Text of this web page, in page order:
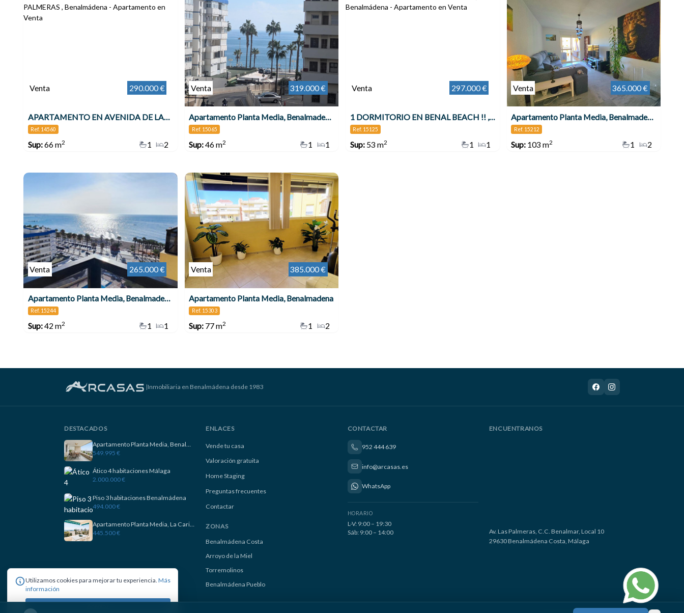
Venta 290.000 €
APARTAMENTO EN AVENIDA DE LAS PALMERAS , Benalmádena
Ref. 14560
Sup:66 m2 2
1
Venta 319.000 €
Apartamento Planta Media, Benalmadena Costa
Ref. 15065
Sup:46 m2 1
1
Venta 297.000 €
1 DORMITORIO EN BENAL BEACH !! , Benalmádena
Ref. 15125
Sup:53 m2 1
1
Venta 365.000 €
Apartamento Planta Media, Benalmadena Costa
Ref. 15212
Sup: 103 m2 2
1
Venta 265.000 €
Apartamento Planta Media, Benalmadena Costa
Ref. 15244
Sup:42 m2 1
1
Venta 385.000 €
Apartamento Planta Media, Benalmadena
Ref. 15303
Sup: 77 m2 2
1
|Inmobiliaria en Benalmádena desde 1983
DESTACADOS
549.995 €
Ático 4 habitaciones Málaga
2.000.000 €
Piso 3 habitaciones Benalmádena
494.000 €
Apartamento Planta Media, La Carihuela
445.500 €
ENLACES
Vende tu casa
Valoración gratuita
Home Staging
Preguntas frecuentes
Contactar
ZONAS
Benalmádena Costa
Arroyo de la Miel
Torremolinos
Benalmádena Pueblo
CONTACTAR
952 444 639
info@arcasas.es
WhatsApp
HORARIO
L-V: 9:00 – 19:30
Sáb: 9:00 – 14:00
ENCUENTRANOS
Av. Las Palmeras, C.C. Benalmar, Local 10
29630 Benalmádena Costa, Málaga
Utilizamos cookies para mejorar tu experiencia. Más
información